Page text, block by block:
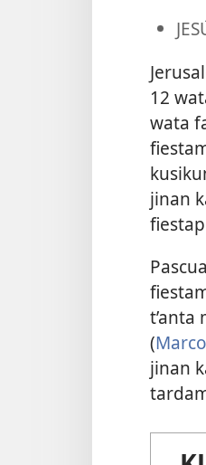
12
wata
jinan
t’anta
(
jinan